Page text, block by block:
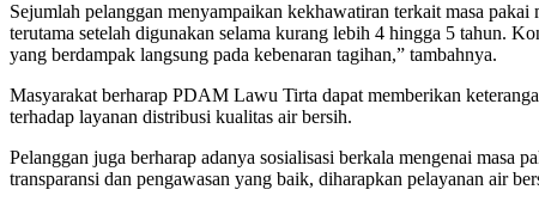
Sejumlah pelanggan menyampaikan kekhawatiran terkait masa
terutama setelah digunakan selama kurang lebih 4 hingga 5 tahun.
yang berdampak langsung pada kebenaran tagihan,” tambahnya.
Masyarakat berharap PDAM Lawu Tirta dapat memberikan
terhadap layanan distribusi kualitas air bersih.
Pelanggan juga berharap adanya sosialisasi berkala mengenai masa
transparansi dan pengawasan yang baik, diharapkan pelayanan air